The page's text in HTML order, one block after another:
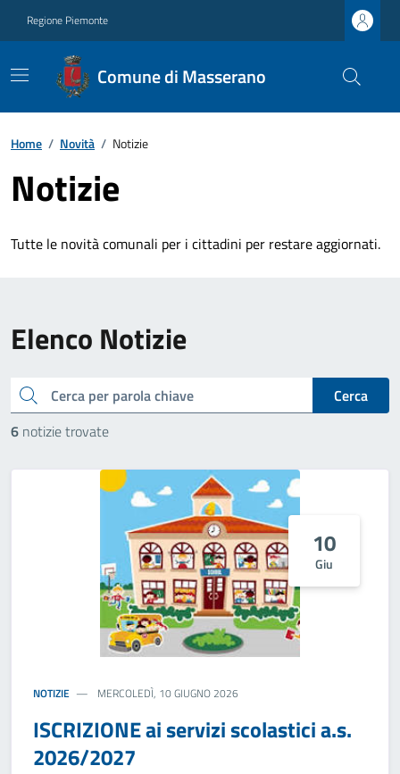
Regione Piemonte
Comune di Masserano
Home / Novità / Notizie
Notizie
Tutte le novità comunali per i cittadini per restare aggiornati.
Elenco Notizie
cerca
Cerca
6 notizie trovate
10
Giu
NOTIZIE MERCOLEDÌ, 10 GIUGNO 2026
ISCRIZIONE ai servizi scolastici a.s.
2026/2027